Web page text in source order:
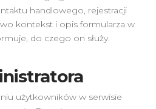
handlowego, rejestracji
kontekst i opis formularza w
do czego on służy.
użytkowników w serwisie